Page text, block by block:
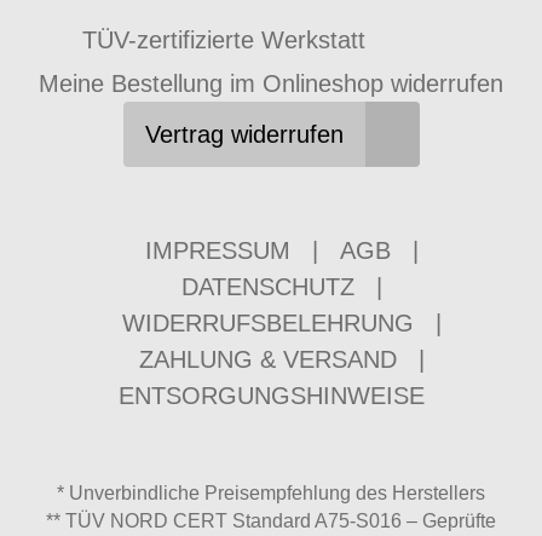
TÜV-zertifizierte Werkstatt
Meine Bestellung im Onlineshop widerrufen
Vertrag widerrufen
IMPRESSUM AGB
DATENSCHUTZ
WIDERRUFSBELEHRUNG
ZAHLUNG & VERSAND
ENTSORGUNGSHINWEISE
* Unverbindliche Preisempfehlung des Herstellers
** TÜV NORD CERT Standard A75-S016 – Geprüfte